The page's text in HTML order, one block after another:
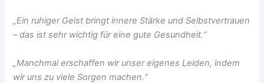
„Ein ruhiger Geist bringt innere Stärke und Selbstvertrauen
– das ist sehr wichtig für eine gute Gesundheit.“
„Manchmal erschaffen wir unser eigenes Leiden, indem
wir uns zu viele Sorgen machen.“